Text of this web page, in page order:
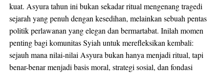
kuat. Asyura tahun ini bukan sekadar ritual mengenang tragedi
sejarah yang penuh dengan kesedihan, melainkan sebuah pentas
politik perlawanan yang elegan dan bermartabat. Inilah momen
penting bagi komunitas Syiah untuk merefleksikan kembali:
sejauh mana nilai-nilai Asyura bukan hanya menjadi ritual, tapi
benar-benar menjadi basis moral, strategi sosial, dan fondasi